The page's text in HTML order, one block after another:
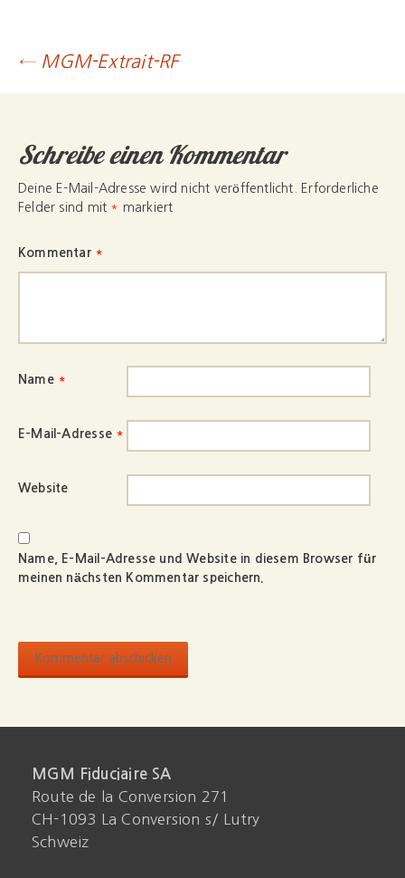
Post
navigation
←MGM-Extrait-RF
Schreibe einen Kommentar
Deine E-Mail-Adresse wird nicht veröffentlicht.
Erforderliche
Felder sind mit * markiert
Kommentar *
Name *
E-Mail-Adresse *
Website
Name, E-Mail-Adresse und Website in diesem Browser für
meinen nächsten Kommentar speichern.
MGM Fiduciaire SA
Route de la Conversion 271
CH-1093 La Conversion s/ Lutry
Schweiz